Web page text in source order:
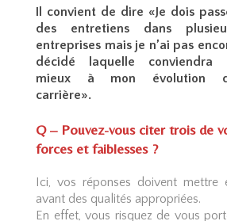
Il convient de dire «Je dois
des entretiens dans
entreprises mais je n’ai pas
décidé laquelle conviendra
mieux à mon évolution
carrière».
Q – Pouvez-vous citer trois de
forces et faiblesses ?
Ici, vos réponses doivent mettre
avant des qualités appropriées.
En effet, vous risquez de vous